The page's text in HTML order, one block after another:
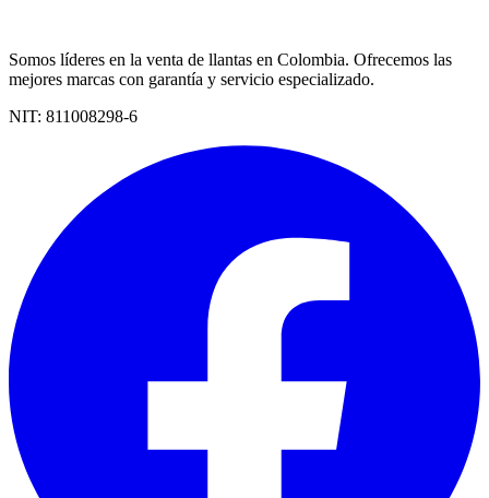
Somos líderes en la venta de llantas en Colombia. Ofrecemos las
mejores marcas con garantía y servicio especializado.
NIT: 811008298-6